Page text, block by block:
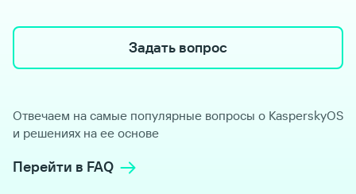
Задать вопрос
Отвечаем на самые популярные вопросы о KasperskyOS
и решениях на ее основе
Перейти в FAQ